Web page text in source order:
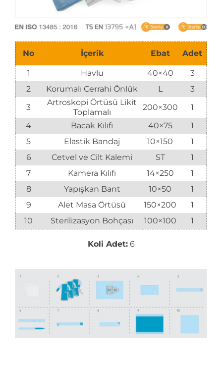
No İçerik Ebat Adet
1 Havlu 40×40
3
2
Korumalı Cerrahi Önlük L
3
3
Artroskopi Örtüsü Likit
Toplamalı
200×300
1
4
Bacak Kılıfı 40×75
1
5
Elastik Bandaj 10×150
1
6
Cetvel ve Cilt Kalemi ST
1
7
Kamera Kılıfı 14×250
1
8
Yapışkan Bant 10×50
1
9
Alet Masa Örtüsü 150×200
1
10
Sterilizasyon Bohçası 100×100 1
Koli Adet:6